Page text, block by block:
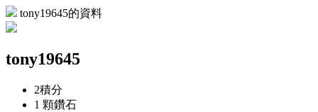
tony19645的資料
tony19645
2積分
1 顆鑽石